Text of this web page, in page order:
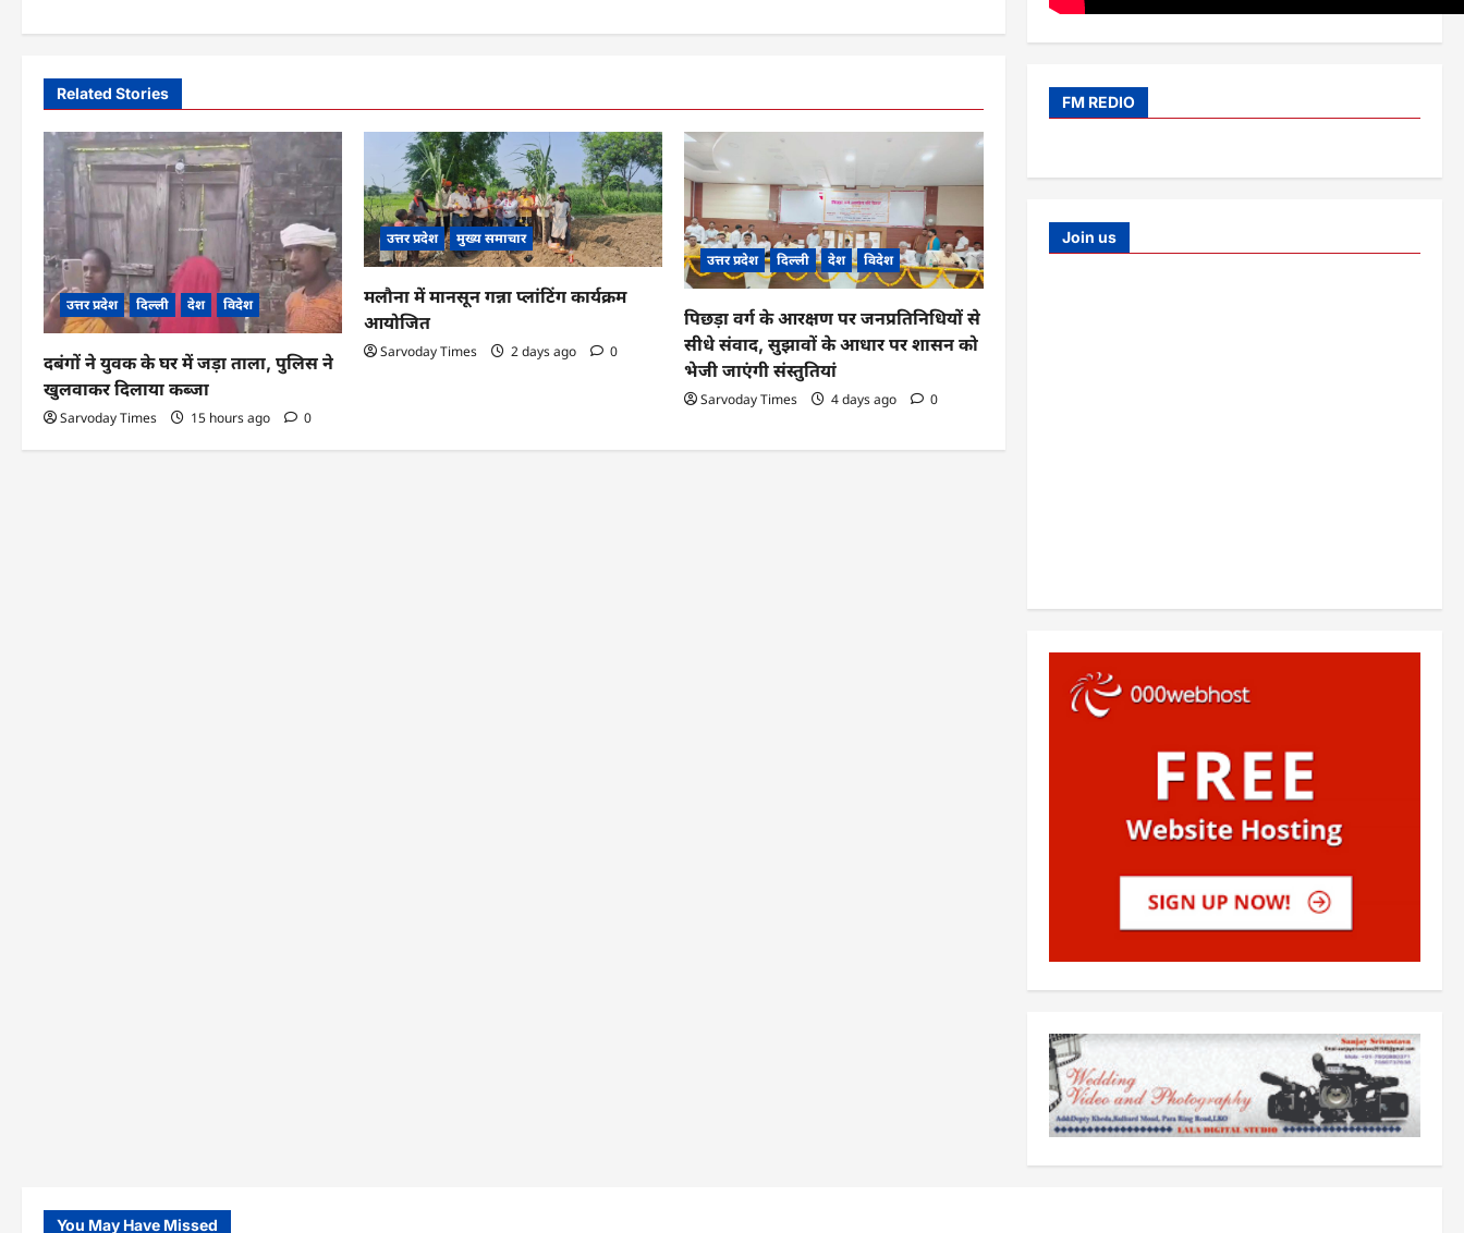
n
a
i
g
a
t
i
o
Related Stories
उत्तर प्रदेश दिल्ली देश विदेश
दबंगों ने युवक के घर में जड़ा ताला, पुलिस ने
खुलवाकर दिलाया कब्जा
Sarvoday Times 15 hours ago 0
उत्तर प्रदेश मुख्य समाचार
मलौना में मानसून गन्ना प्लांटिंग कार्यक्रम
आयोजित
Sarvoday Times 2 days ago 0
उत्तर प्रदेश दिल्ली देश विदेश
पिछड़ा वर्ग के आरक्षण पर जनप्रतिनिधियों से
सीधे संवाद, सुझावों के आधार पर शासन को
भेजी जाएंगी संस्तुतियां
Sarvoday Times 4 days ago 0
FM REDIO
Join us
You May Have Missed